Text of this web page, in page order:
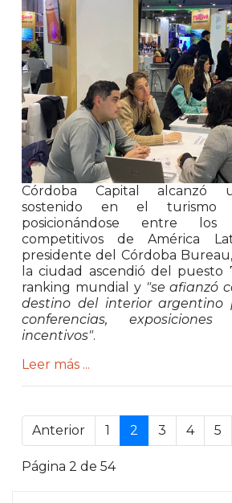
Córdoba Capital alcanzó
sostenido en el turismo
posicionándose entre los
competitivos de América
presidente del Córdoba
la ciudad ascendió del puesto
ranking mundial y "se afianzó
destino del interior argentino
conferencias,
incentivos".
Leer más ...
Anterior
1 2 3 4 5
Página 2 de 54